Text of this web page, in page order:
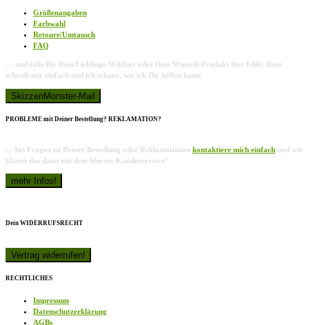
Größenangaben
Farbwahl
Retoure/Umtausch
FAQ
… und falls Dir Dein Lieblings-Wildtier oder Dein Wunsch-Produkt hier fehlt, dann
schreib mir einfach und ich schaue, wie ich Dir helfen kann!
PROBLEME mit Deiner Bestellung? REKLAMATION?
… bei Fragen zu Deiner Bestellung oder Reklamationen kontaktiere mich einfach und wir
klären das dann mit dem Shirtee-Kundenservice!
Dein WIDERRUFSRECHT
RECHTLICHES
Impressum
Datenschutzerklärung
AGBs